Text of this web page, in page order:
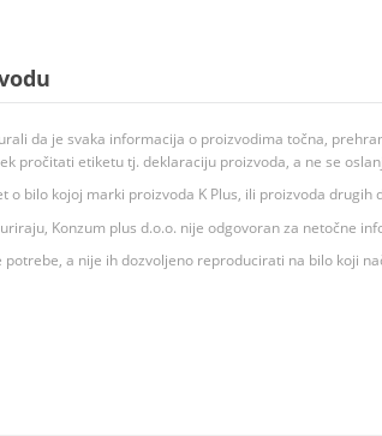
da je svaka informacija o proizvodima točna,
pročitati etiketu tj. deklaraciju proizvoda, a ne se
o bilo kojoj marki proizvoda K Plus, ili proizvoda
Konzum plus d.o.o. nije odgovoran za netočne
a nije ih dozvoljeno reproducirati na bilo koji